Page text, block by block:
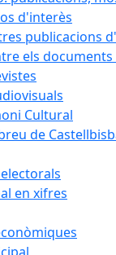
d'interès
publicacions
els documents
Cultural
de
en xifres